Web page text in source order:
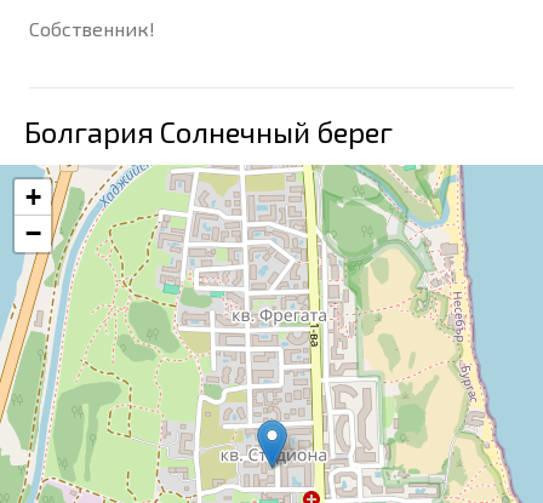
Собственник!
Болгария Солнечный берег
+
−